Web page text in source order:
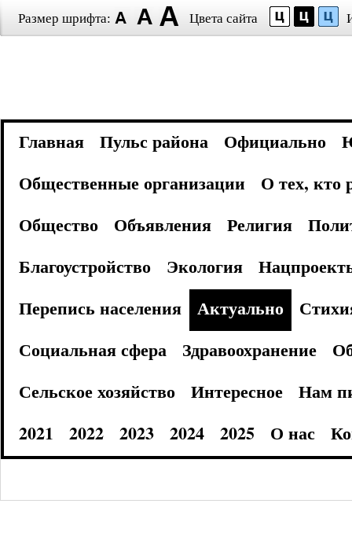
Размер шрифта: Цвета сайта
Главная Пульс района Официально
Общественные организации
О тех, кто
Общество
Объявления Религия
Благоустройство
Экология
Перепись населения
Актуально
Социальная сфера
Здравоохранение
Сельское хозяйство
Интересное
Нам
2021
2022 2023 2024 2025 О нас